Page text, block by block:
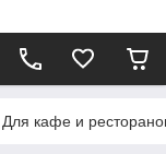
Для кафе и